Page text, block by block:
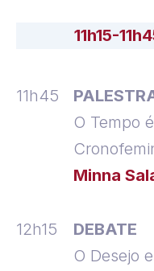
11h15-
11h45
O Tempo
Minna
12h15
DEBATE
O Desejo